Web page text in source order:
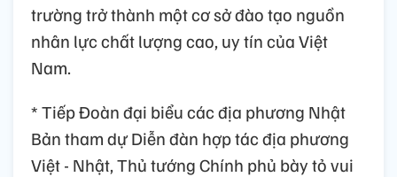
trường trở thành một cơ sở đào tạo nguồn
nhân lực chất lượng cao, uy tín của Việt
Nam.
* Tiếp Đoàn đại biểu các địa phương Nhật
Bản tham dự Diễn đàn hợp tác địa phương
Việt - Nhật, Thủ tướng Chính phủ bày tỏ vui